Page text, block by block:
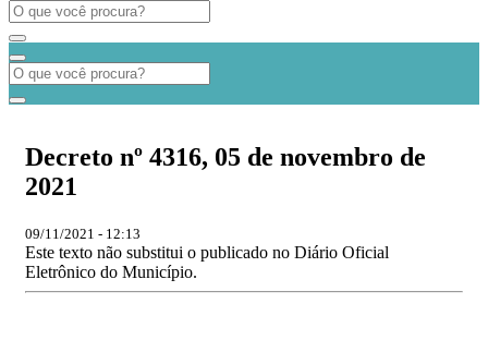
Decreto nº 4316, 05 de novembro de
2021
09/11/2021 - 12:13
Este texto não substitui o publicado no Diário Oficial
Eletrônico do Município.